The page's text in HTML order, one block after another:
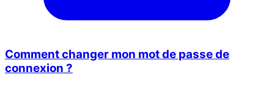
Comment changer mon mot de passe de
connexion ?